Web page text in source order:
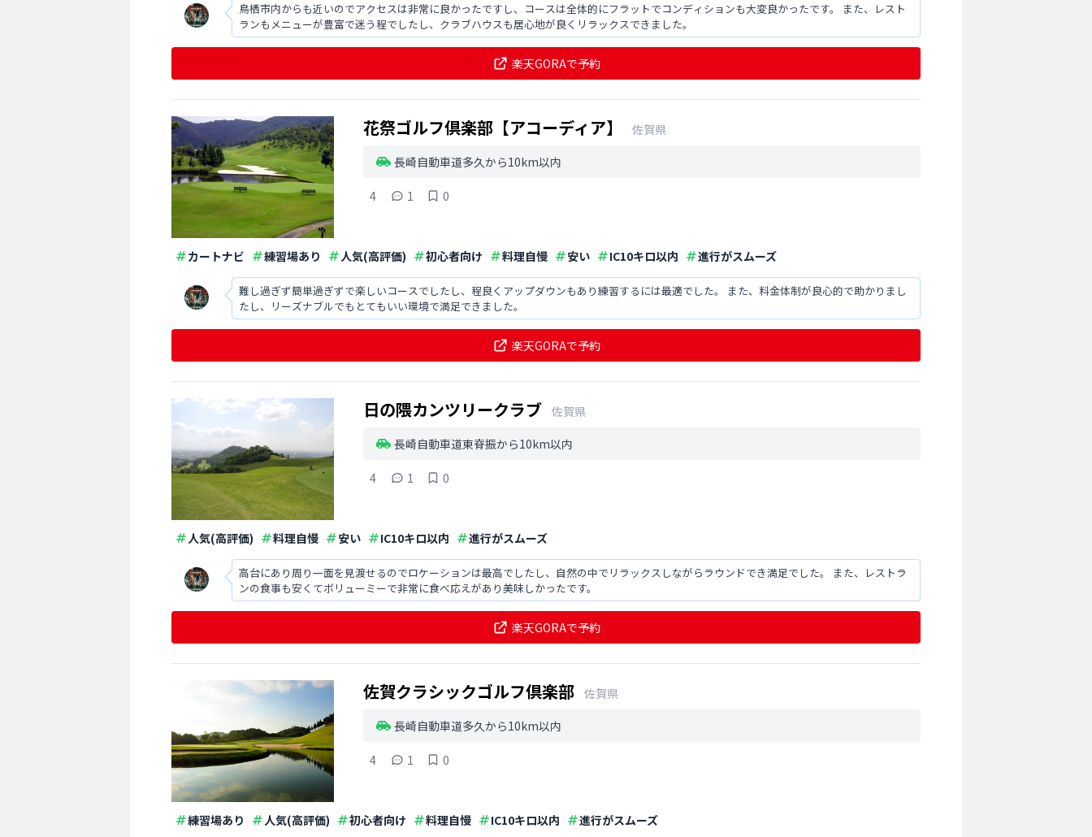
鳥栖市内からも近いのでアクセスは非常に良かったですし、コースは全体的にフラットでコンディションも大変良かったです。 また、レスト
ランもメニューが豊富で迷う程でしたし、クラブハウスも居心地が良くリラックスできました。
楽天GORAで予約
花祭ゴルフ倶楽部【アコーディア】
佐賀県
長崎自動車道多久から10km以内
4 1 0
カートナビ 練習場あり 人気(高評価) 初心者向け 料理自慢 安い IC10キロ以内 進行がスムーズ
難し過ぎず簡単過ぎずで楽しいコースでしたし、程良くアップダウンもあり練習するには最適でした。 また、料金体制が良心的で助かりまし
たし、リーズナブルでもとてもいい環境で満足できました。
楽天GORAで予約
日の隈カンツリークラブ
佐賀県
長崎自動車道東脊振から10km以内
4 1 0
人気(高評価) 料理自慢 安い IC10キロ以内 進行がスムーズ
高台にあり周り一面を見渡せるのでロケーションは最高でしたし、自然の中でリラックスしながらラウンドでき満足でした。 また、レストラ
ンの食事も安くてボリューミーで非常に食べ応えがあり美味しかったです。
楽天GORAで予約
佐賀クラシックゴルフ倶楽部
佐賀県
長崎自動車道多久から10km以内
4 1 0
練習場あり 人気(高評価) 初心者向け 料理自慢 IC10キロ以内 進行がスムーズ